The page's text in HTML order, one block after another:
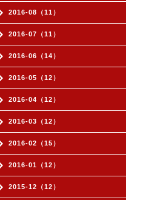
2016-08（11）
2016-07（11）
2016-06（14）
2016-05（12）
2016-04（12）
2016-03（12）
2016-02（15）
2016-01（12）
2015-12（12）